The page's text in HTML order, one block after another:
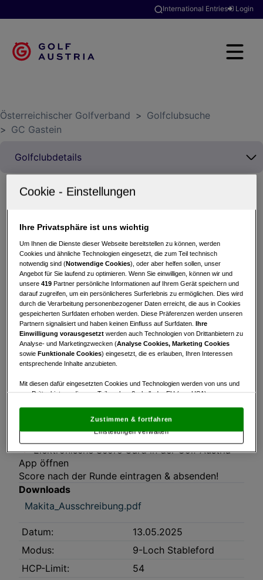
International Entries Login
Österreichischer Golfverband > Golfclubsuche
> GC Gastein
13.05.2025 - Einzel (Stableford)
GC Gastein
Turnierinfo
Nennliste Startzeiten
Bruttowertung Nettowertung Statistik
Turnierinfo
Makita Afterwork 9
🔻 Einfach bis 16.00 Uhr anmelden!
🔻 im Büro Turniergebühr von 10,-- € bezahlen!
(Falls das Büro nicht mehr besetzt ist, Nenngeld,
hinterlegen! Danke!)
🔻 Start ab 16.00 Uhr auf Loch #10 (eigenständige
🔻 Elektronische Score Card in der Golf Austria
App öffnen
Score nach der Runde eintragen & absenden!
Downloads
Makita_Ausschreibung.pdf
Datum:
13.05.2025
Modus:
9-Loch Stableford
HCP-Limit:
54
Ihre Privatsphäre ist uns wichtig
Um Ihnen die Dienste dieser Webseite bereitstellen zu können, werden
Cookies und ähnliche Technologien eingesetzt, die zum Teil technisch
notwendig sind (Notwendige Cookies), oder aber helfen sollen, unser
Angebot für Sie laufend zu optimieren. Wenn Sie einwilligen, können wir und
unsere419 Partner persönliche Informationen auf Ihrem Gerät speichern und
darauf zugreifen, um ein persönlicheres Surferlebnis zu ermöglichen. Dies wird
durch die Verarbeitung personenbezogener Daten erreicht, die aus in Cookies
gespeicherten Surfdaten erhoben werden. Diese Präferenzen werden unseren
Partnern signalisiert und haben keinen Einfluss auf Surfdaten.Ihre
Einwilligung vorausgesetzt werden auch Technologien von Drittanbietern zu
Analyse- und Marketingzwecken (Analyse Cookies, Marketing Cookies
sowieFunktionale Cookies) eingesetzt, die es erlauben, Ihren Interessen
entsprechende Inhalte anzubieten.
Mit diesen dafür eingesetzten Cookies und Technologien werden von uns und
von Drittanbietern, die zum Teil auch außerhalb der EU (u.a. USA)
angemessenes Datenschutzniveau bescheinigt.Es besteht insbesondere
das Risiko, dass Ihre Daten dem Zugriff durch US-Behörden zu Kontroll- und
Überwachungszwecken unterliegen und dagegen keine wirksamen
Rechtsbehelfe zur Verfügung stehen.
Mit Klick auf „Zustimmen & fortfahren“ willigen Sie in die Verwendung
von unseren Cookies und auch von Drittanbietern (auch aus USA) ein.
In den Einstellungen können Sie jederzeit Ihre Präferenzen verwalten und
Widerspruch gegen die Verarbeitung auf der Grundlage berechtigter
Interessen einlegen. Klicken Sie dazu auf „Cookie Einstellungen“, die sich auf
Impressum
Einstellungen verwalten
Zustimmen & fortfahren